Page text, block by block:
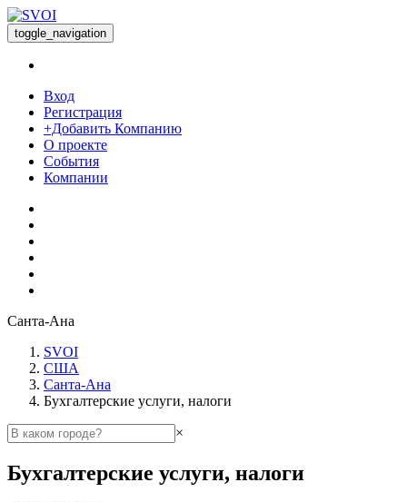
toggle_navigation
Вход
Регистрация
+Добавить Компанию
О проекте
События
Компании
Санта-Ана
SVOI
США
Санта-Ана
Бухгалтерские услуги, налоги
×
Бухгалтерские услуги, налоги